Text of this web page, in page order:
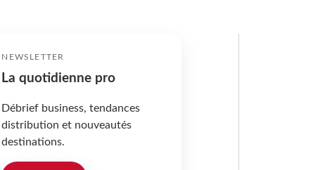
NEWSLETTER
La quotidienne pro
Débrief business, tendances
distribution et nouveautés
destinations.